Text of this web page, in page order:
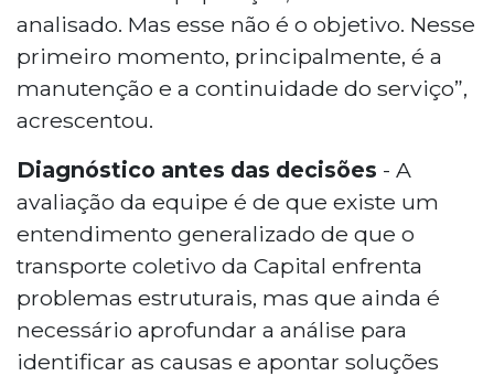
analisado. Mas esse não é o objetivo. Nesse
primeiro momento, principalmente, é a
manutenção e a continuidade do serviço”,
acrescentou.
Diagnóstico antes das decisões - A
avaliação da equipe é de que existe um
entendimento generalizado de que o
transporte coletivo da Capital enfrenta
problemas estruturais, mas que ainda é
necessário aprofundar a análise para
identificar as causas e apontar soluções